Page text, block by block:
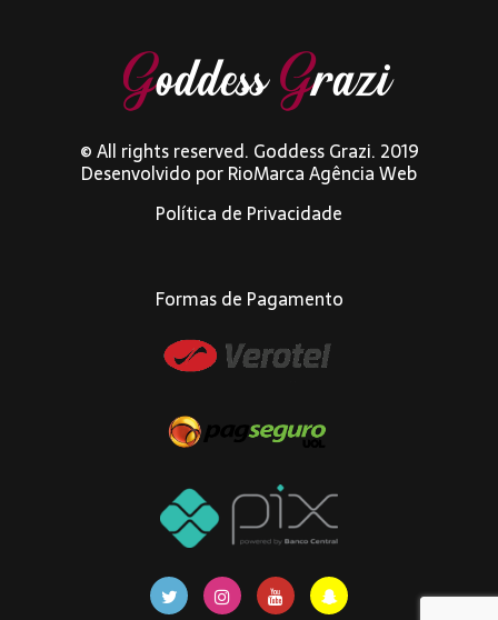
© All rights reserved. Goddess Grazi. 2019
Desenvolvido porRioMarca Agência Web
Política de Privacidade
Formas de Pagamento